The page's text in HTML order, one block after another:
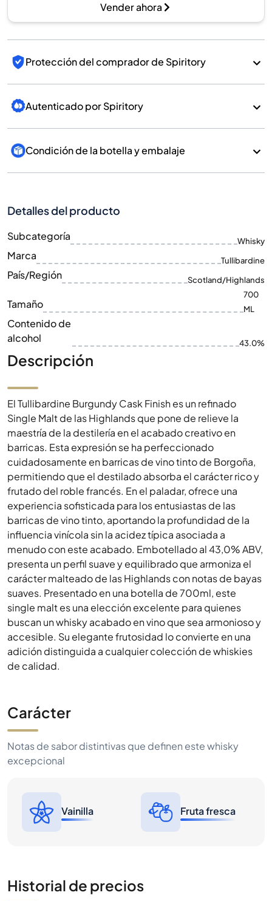
Vender ahora
Protección del comprador de Spiritory
Autenticado por Spiritory
Condición de la botella y embalaje
Detalles del producto
Subcategoría Whisky
Marca Tullibardine
País/Región Scotland/Highlands
Tamaño
700
ML
Contenido de
alcohol
43.0%
Descripción
El Tullibardine Burgundy Cask Finish es un refinado
Single Malt de las Highlands que pone de relieve la
maestría de la destilería en el acabado creativo en
barricas. Esta expresión se ha perfeccionado
cuidadosamente en barricas de vino tinto de Borgoña,
permitiendo que el destilado absorba el carácter rico y
frutado del roble francés. En el paladar, ofrece una
experiencia sofisticada para los entusiastas de las
barricas de vino tinto, aportando la profundidad de la
influencia vinícola sin la acidez típica asociada a
menudo con este acabado. Embotellado al 43,0% ABV,
presenta un perfil suave y equilibrado que armoniza el
carácter malteado de las Highlands con notas de bayas
suaves. Presentado en una botella de 700ml, este
single malt es una elección excelente para quienes
buscan un whisky acabado en vino que sea armonioso y
accesible. Su elegante frutosidad lo convierte en una
adición distinguida a cualquier colección de whiskies
de calidad.
Carácter
Notas de sabor distintivas que definen este whisky
excepcional
Vainilla Fruta fresca
Historial de precios